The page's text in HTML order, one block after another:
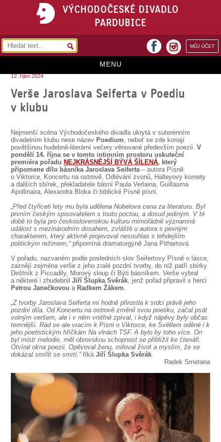
VÝCHODOČESKÉ DIVADLO
PARDUBICE
MŮJ ÚČET
facebook
MENU
VSTUPENKY
PŘEDPLATNÉ
KONTAKTY
O DIVADLE
SOUBOR
DÁLE NABÍZÍME
12. říjen 2024
Verše Jaroslava Seiferta v Poediu
v klubu
Nejmenší scéna Východočeského divadla ukrytá v suterénním
divadelním klubu nese název Poedium, neboť se zde konají
povětšinou hudebně-literární večery věnované především poezii.V
pondělí 14. října se v tomto intimním prostoru uskuteční
premiéra pořadu NEJKRÁSNĚJŠÍ BÝVÁ ŠÍLENÁ, který
připomene dílo básníka Jaroslava Seiferta– autora Písně
o Viktorce, Koncertu na ostrově, Odlévání zvonů, Halleyovy komety
a dalších sbírek, překladatele básní Paula Verlaina, Guillauma
Apollinaira, Alexandra Bloka či biblické Písně písní.
„Před čtyřiceti lety mu byla udělena Nobelova cena za literaturu. Byl
prvním českým spisovatelem s touto poctou, a dosud jediným. V té
době to byla pro československou kulturu mimořádně významná
událost s mezinárodním dosahem, zvláště u autora s pevným
charakterem, který aktivně projevoval nesouhlas s tehdejším
politickým režimem,“připomíná dramaturgyně Jana Pithartová.
V pořadu, nazvaném podle posledních slov Seifertovy Písně o lásce,
zaznějí zejména verše z jeho zralé pozdní tvorby, do níž patří sbírky
Deštník z Piccadily, Morový sloup či Býti básníkem. Verše vybral
a některé i zhudebnilJiří Šlupka Svěrák, jenž pořad připravil s herci
Petrou Janečkovou a Radkem Žákem.
„Z tvorby Jaroslava Seiferta mi hodně přirostla k srdci právě jeho
pozdní díla. Od Koncertu na ostrově změnil svou poetiku, začal psát
volným veršem, ale i v něm vnitřně zpíval, i když nápěvy byly občas
temnější. Rád se ale vracím k Písni o Viktorce, ke Světlem oděné i k
jeho poetistickým hříčkám Na vlnách TSF. A bylo by toho více. On
byl mistr melodie, měl obrovskou schopnost se přiblížit ke čtenáři.
Otvíral okna poezii. Opěvoval ženu, miloval život a myslím, že se
dokázal smířit se smrtí,“říkáJiří Šlupka Svěrák.
Radek Smetana